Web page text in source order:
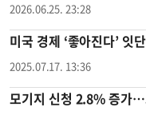
2026.06.25. 23:28
미국 경제 ‘좋아진다’ 잇
2025.07.17. 13:36
모기지 신청 2.8% 증가